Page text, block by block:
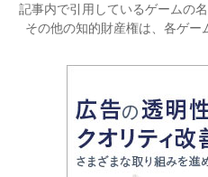
記事内で引用しているゲームの
その他の知的財産権は、各ゲー